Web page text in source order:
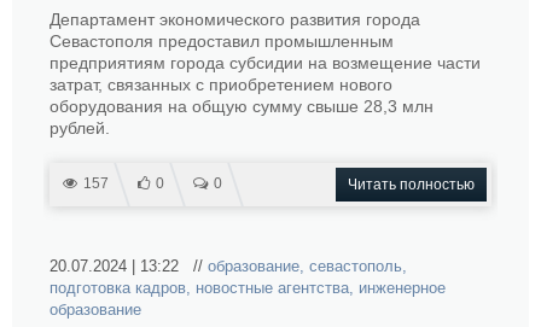
Департамент экономического развития города
Севастополя предоставил промышленным
предприятиям города субсидии на возмещение части
затрат, связанных с приобретением нового
оборудования на общую сумму свыше 28,3 млн
рублей.
157 0 0 Читать полностью
20.07.2024 | 13:22 // образование, севастополь,
подготовка кадров, новостные агентства, инженерное
образование